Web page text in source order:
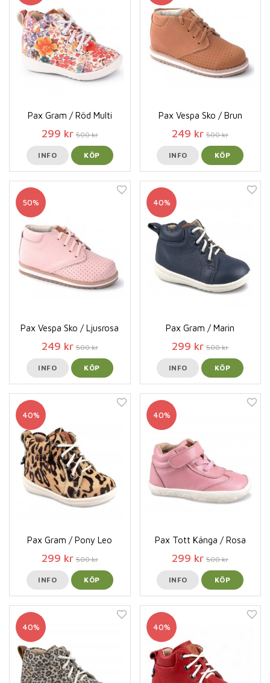
Pax Gram / Röd Multi
299 kr 500 kr
INFO KÖP
Pax Vespa Sko / Brun
249 kr 500 kr
INFO KÖP
50%
Pax Vespa Sko / Ljusrosa
249 kr 500 kr
INFO KÖP
40%
Pax Gram / Marin
299 kr 500 kr
INFO KÖP
40%
Pax Gram / Pony Leo
299 kr 500 kr
INFO KÖP
40%
Pax Tott Känga / Rosa
299 kr 500 kr
INFO KÖP
40% 40%